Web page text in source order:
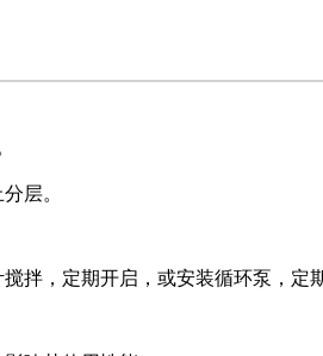
层。
拌，定期开启，或安装循环泵，定